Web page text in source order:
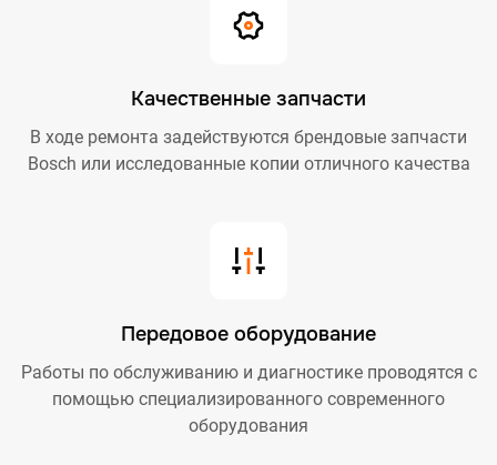
Качественные запчасти
В ходе ремонта задействуются брендовые запчасти
Bosch или исследованные копии отличного качества
Передовое оборудование
Работы по обслуживанию и диагностике проводятся с
помощью специализированного современного
оборудования